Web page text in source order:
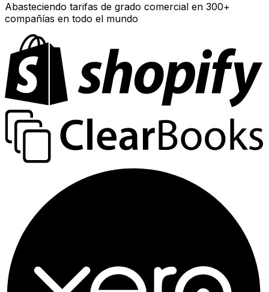
Abasteciendo tarifas de grado comercial en 300+
compañías en todo el mundo